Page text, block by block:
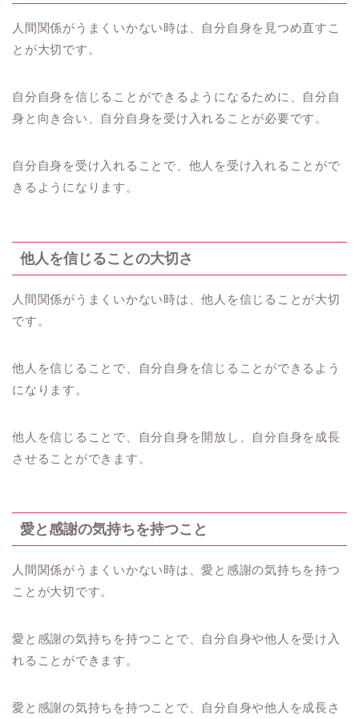
人間関係がうまくいかない時は、自分自身を見つめ直すこ
とが大切です。
自分自身を信じることができるようになるために、自分自
身と向き合い、自分自身を受け入れることが必要です。
自分自身を受け入れることで、他人を受け入れることがで
きるようになります。
他人を信じることの大切さ
人間関係がうまくいかない時は、他人を信じることが大切
です。
他人を信じることで、自分自身を信じることができるよう
になります。
他人を信じることで、自分自身を開放し、自分自身を成長
させることができます。
愛と感謝の気持ちを持つこと
人間関係がうまくいかない時は、愛と感謝の気持ちを持つ
ことが大切です。
愛と感謝の気持ちを持つことで、自分自身や他人を受け入
れることができます。
愛と感謝の気持ちを持つことで、自分自身や他人を成長さ